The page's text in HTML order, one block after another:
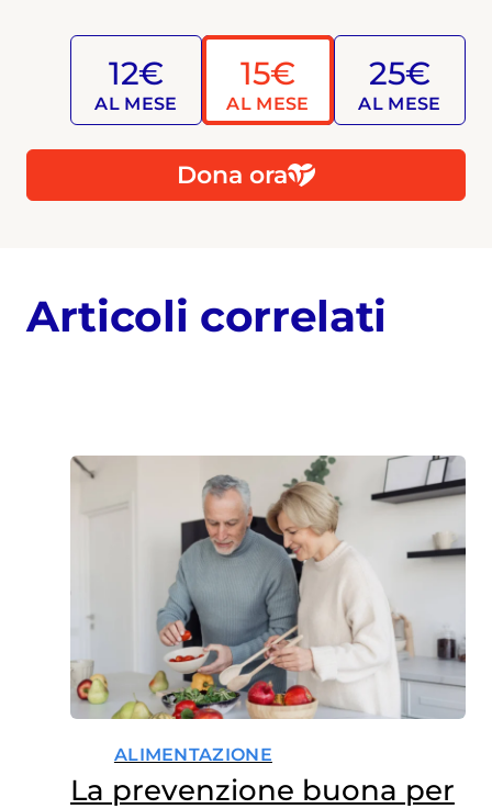
12€
AL MESE
15€
AL MESE
25€
AL MESE
Dona ora
Articoli correlati
ALIMENTAZIONE
La prevenzione buona per